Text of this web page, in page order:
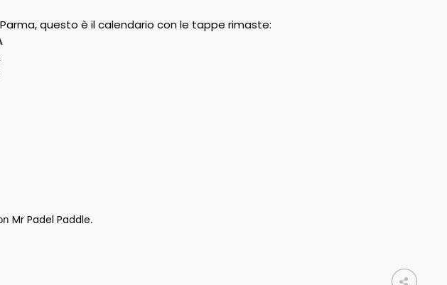
questo è il calendario con le tappe rimaste:
Mr Padel Paddle.